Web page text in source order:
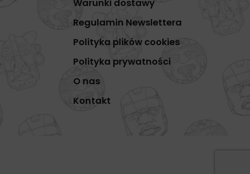
Warunki dostawy
Regulamin Newslettera
Polityka plików cookies
Polityka prywatności
O nas
Kontakt